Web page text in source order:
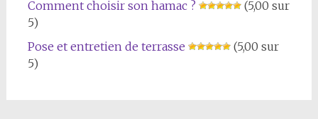
Comment choisir son hamac ?
(5,00 sur
5)
Pose et entretien de terrasse
(5,00 sur
5)